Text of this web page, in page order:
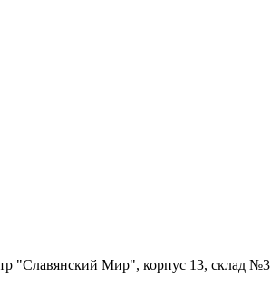
"Славянский Мир", корпус 13, склад №3